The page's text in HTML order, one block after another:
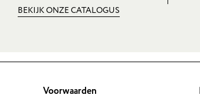
BEKIJK ONZE CATALOGUS
Voorwaarden